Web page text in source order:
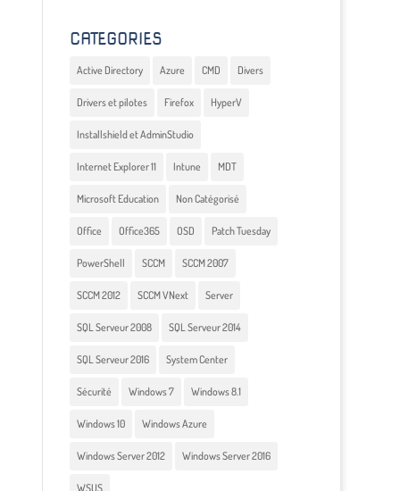
CATEGORIES
Active Directory Azure CMD Divers
Drivers et pilotes Firefox HyperV
Installshield et AdminStudio
Internet Explorer 11 Intune MDT
Microsoft Education Non Catégorisé
Office Office365 OSD Patch Tuesday
PowerShell SCCM SCCM 2007
SCCM 2012 SCCM VNext Server
SQL Serveur 2008 SQL Serveur 2014
SQL Serveur 2016 System Center
Sécurité Windows 7 Windows 8.1
Windows 10 Windows Azure
Windows Server 2012 Windows Server 2016
WSUS